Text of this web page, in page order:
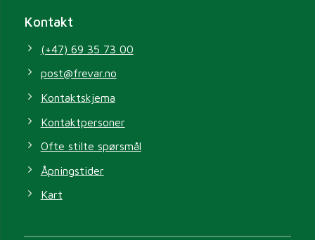
Kontakt
(+47) 69 35 73 00
post@frevar.no
Kontaktskjema
Kontaktpersoner
Ofte stilte spørsmål
Åpningstider
Kart